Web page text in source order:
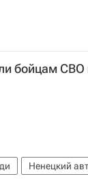
бойцам СВО
Ненецкий